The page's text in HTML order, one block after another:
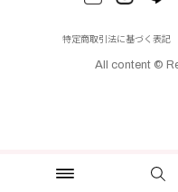
特定商取引法に基づく表記
All content ©